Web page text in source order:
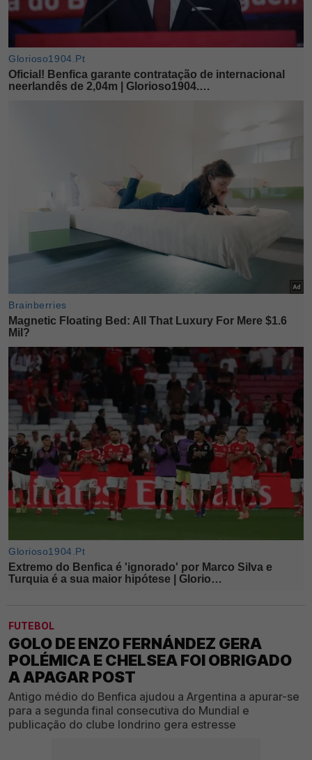
FUTEBOL
GOLO DE ENZO FERNÁNDEZ GERA
POLÉMICA E CHELSEA FOI OBRIGADO
A APAGAR POST
Antigo médio do Benfica ajudou a Argentina a apurar-se
para a segunda final consecutiva do Mundial e
publicação do clube londrino gera estresse